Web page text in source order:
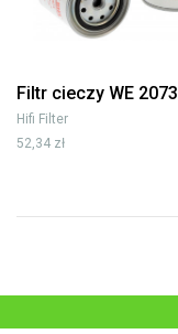
Filtr cieczy WE 2073
Hifi Filter
52,34 zł